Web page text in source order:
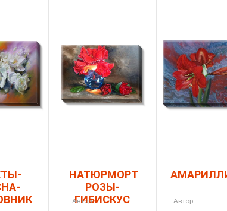
НАТЮРМОРТ
РОЗЫ-
ГИБИСКУС
Автор: - Автор: -